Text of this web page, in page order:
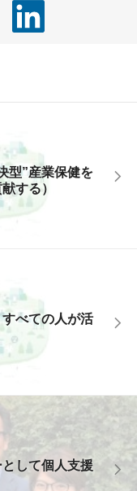
型”産業保健を
する）
べての人が活
して個人支援